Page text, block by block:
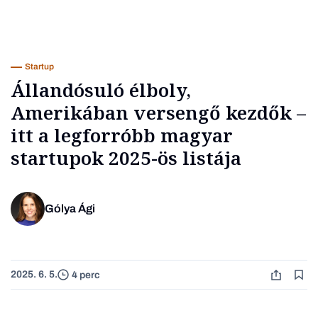
Startup
Állandósuló élboly,
Amerikában versengő kezdők –
itt a legforróbb magyar
startupok 2025-ös listája
Gólya Ági
2025. 6. 5. 4 perc